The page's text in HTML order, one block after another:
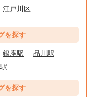
江戸川区
を探す
銀座駅
品川駅
を探す